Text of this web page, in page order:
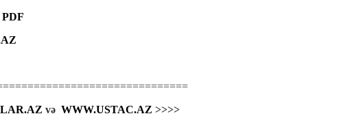
və WWW.USTAC.AZ >>>>